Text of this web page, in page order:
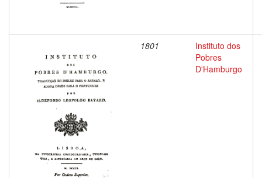
1801
Instituto dos
Pobres
D'Hamburgo